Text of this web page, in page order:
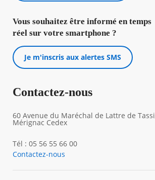
Vous souhaitez être informé en temps
réel sur votre smartphone ?
Je m'inscris aux alertes SMS
Contactez-nous
60 Avenue du Maréchal de Lattre de
Mérignac Cedex
Tél : 05 56 55 66 00
Contactez-nous